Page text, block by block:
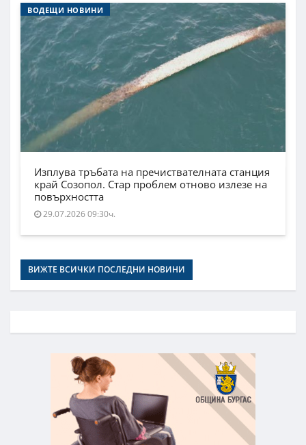
ВОДЕЩИ НОВИНИ
Изплува тръбата на пречиствателната станция
край Созопол. Стар проблем отново излезе на
повърхността
29.07.2026 09:30ч.
ВИЖТЕ ВСИЧКИ ПОСЛЕДНИ НОВИНИ